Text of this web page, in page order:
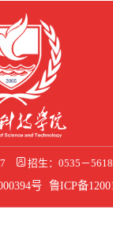
招生：0535－
号 鲁ICP备